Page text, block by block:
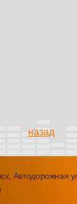
назад
Автодорожная